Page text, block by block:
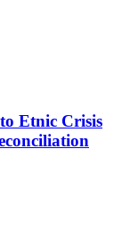
Etnic Crisis